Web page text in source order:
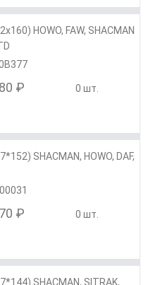
HOWO, FAW, SHACMAN
₽ 0 шт.
SHACMAN, HOWO, DAF,
₽ 0 шт.
SHACMAN, SITRAK,